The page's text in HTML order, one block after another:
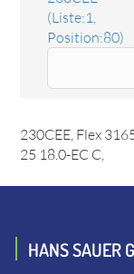
(Liste:1,
Position:80)
Ersatzteil SPZ-
Das Ersatzteil
230CEE, Flex
25 18.0-EC C,
HANS SAUER